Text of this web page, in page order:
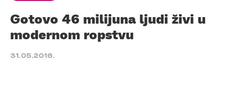
Gotovo 46 milijuna ljudi živi u
modernom ropstvu
31.05.2016.